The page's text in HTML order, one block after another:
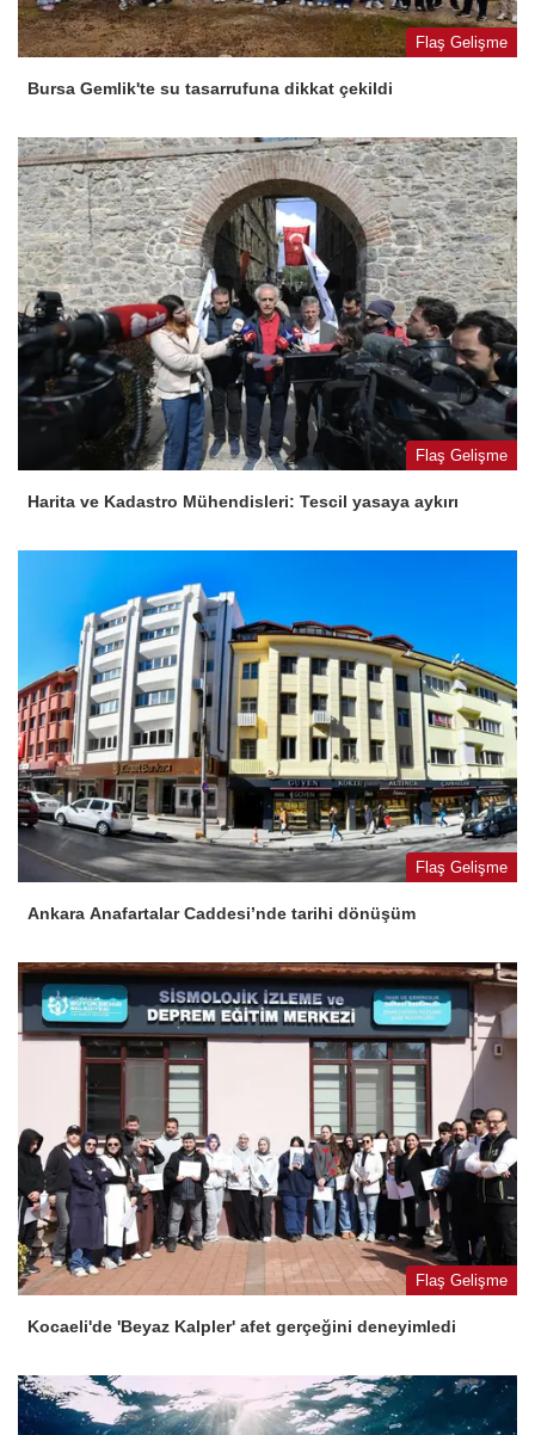
Flaş Gelişme
Bursa Gemlik'te su tasarrufuna dikkat çekildi
Flaş Gelişme
Harita ve Kadastro Mühendisleri: Tescil yasaya aykırı
Flaş Gelişme
Ankara Anafartalar Caddesi’nde tarihi dönüşüm
Flaş Gelişme
Kocaeli'de 'Beyaz Kalpler' afet gerçeğini deneyimledi